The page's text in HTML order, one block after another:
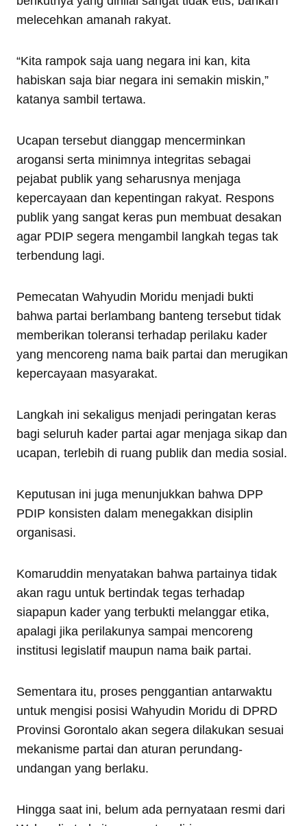
melecehkan amanah rakyat.
“Kita rampok saja uang negara ini kan, kita
habiskan saja biar negara ini semakin miskin,”
katanya sambil tertawa.
Ucapan tersebut dianggap mencerminkan
arogansi serta minimnya integritas sebagai
pejabat publik yang seharusnya menjaga
kepercayaan dan kepentingan rakyat. Respons
publik yang sangat keras pun membuat desakan
agar PDIP segera mengambil langkah tegas tak
terbendung lagi.
Pemecatan Wahyudin Moridu menjadi bukti
bahwa partai berlambang banteng tersebut tidak
memberikan toleransi terhadap perilaku kader
yang mencoreng nama baik partai dan merugikan
kepercayaan masyarakat.
Langkah ini sekaligus menjadi peringatan keras
bagi seluruh kader partai agar menjaga sikap dan
ucapan, terlebih di ruang publik dan media sosial.
Keputusan ini juga menunjukkan bahwa DPP
PDIP konsisten dalam menegakkan disiplin
organisasi.
Komaruddin menyatakan bahwa partainya tidak
akan ragu untuk bertindak tegas terhadap
siapapun kader yang terbukti melanggar etika,
apalagi jika perilakunya sampai mencoreng
institusi legislatif maupun nama baik partai.
Sementara itu, proses penggantian antarwaktu
untuk mengisi posisi Wahyudin Moridu di DPRD
Provinsi Gorontalo akan segera dilakukan sesuai
mekanisme partai dan aturan perundang-
undangan yang berlaku.
Hingga saat ini, belum ada pernyataan resmi dari